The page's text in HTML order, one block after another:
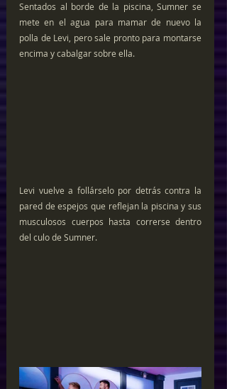
Sentados al borde de la piscina, Sumner se
mete en el agua para mamar de nuevo la
polla de Levi, pero sale pronto para montarse
encima y cabalgar sobre ella.
Levi vuelve a follárselo por detrás contra la
pared de espejos que reflejan la piscina y sus
musculosos cuerpos hasta correrse dentro
del culo de Sumner.